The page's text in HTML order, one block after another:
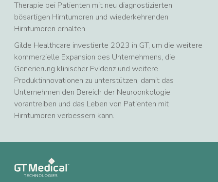
Therapie bei Patienten mit neu diagnostizierten
bösartigen Hirntumoren und wiederkehrenden
Hirntumoren erhalten.
Gilde Healthcare investierte 2023 in GT, um die weitere
kommerzielle Expansion des Unternehmens, die
Generierung klinischer Evidenz und weitere
Produktinnovationen zu unterstützen, damit das
Unternehmen den Bereich der Neuroonkologie
vorantreiben und das Leben von Patienten mit
Hirntumoren verbessern kann.